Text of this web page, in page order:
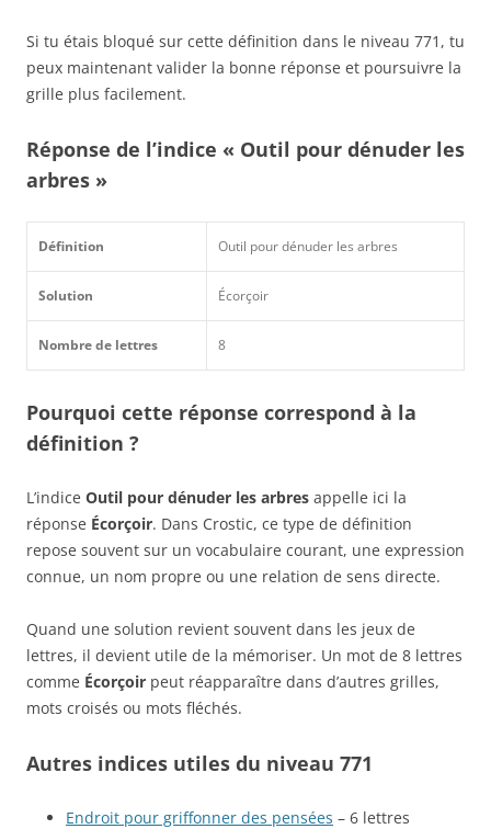
Si tu étais bloqué sur cette définition dans le niveau 771, tu
peux maintenant valider la bonne réponse et poursuivre la
grille plus facilement.
Réponse de l’indice « Outil pour dénuder les
arbres »
Définition Outil pour dénuder les arbres
Solution Écorçoir
Nombre de lettres 8
Pourquoi cette réponse correspond à la
définition ?
L’indice Outil pour dénuder les arbres appelle ici la
réponse Écorçoir. Dans Crostic, ce type de définition
repose souvent sur un vocabulaire courant, une expression
connue, un nom propre ou une relation de sens directe.
Quand une solution revient souvent dans les jeux de
lettres, il devient utile de la mémoriser. Un mot de 8 lettres
comme Écorçoir peut réapparaître dans d’autres grilles,
mots croisés ou mots fléchés.
Autres indices utiles du niveau 771
Endroit pour griffonner des pensées – 6 lettres